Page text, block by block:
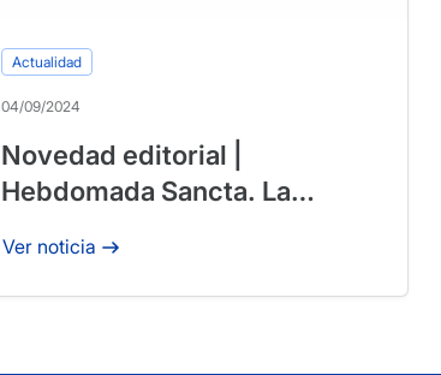
Actualidad
04/09/2024
Novedad editorial |
Hebdomada Sancta. La
evolución de un género
patrimonial
Ver noticia